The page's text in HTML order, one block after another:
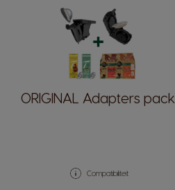
ORIGINAL Adapters pack
Compatibiliteit